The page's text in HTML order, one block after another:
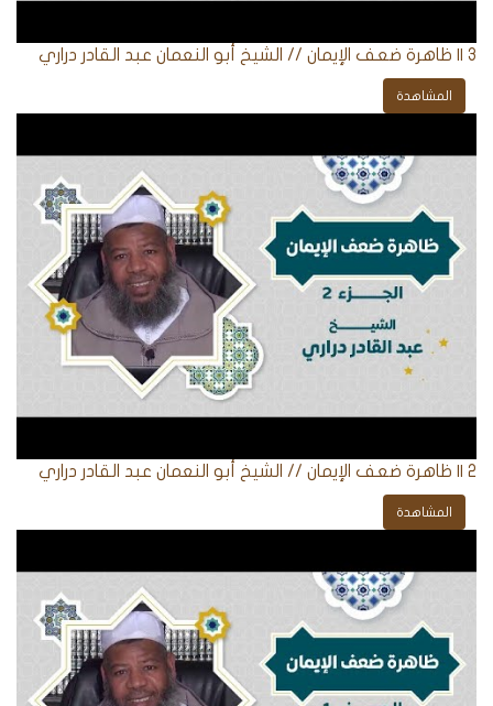
3 || ظاهرة ضعف الإيمان // الشيخ أبو النعمان عبد القادر دراري
المشاهدة
2 || ظاهرة ضعف الإيمان // الشيخ أبو النعمان عبد القادر دراري
المشاهدة